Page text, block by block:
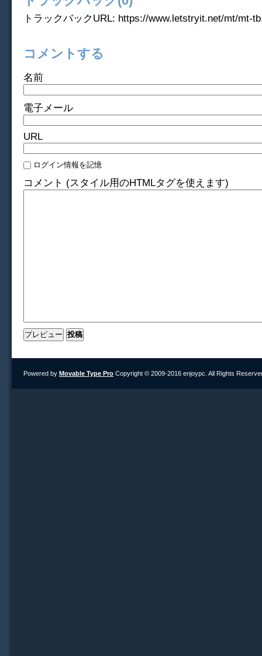
トラックバックURL: https://www.letstryit.net/mt/mt-
コメントする
名前
電子メール
URL
ログイン情報を記憶
コメント (スタイル用のHTMLタグを使えます)
Powered by Movable Type Pro Copyright © 2009-2016 enjoypc. All Rights